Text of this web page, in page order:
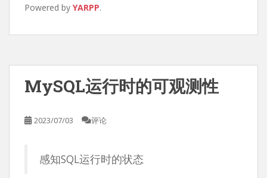
Powered by YARPP.
MySQL运行时的可观测性
2023/07/03 评论
感知SQL运行时的状态